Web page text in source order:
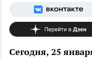
Сегодня, 25